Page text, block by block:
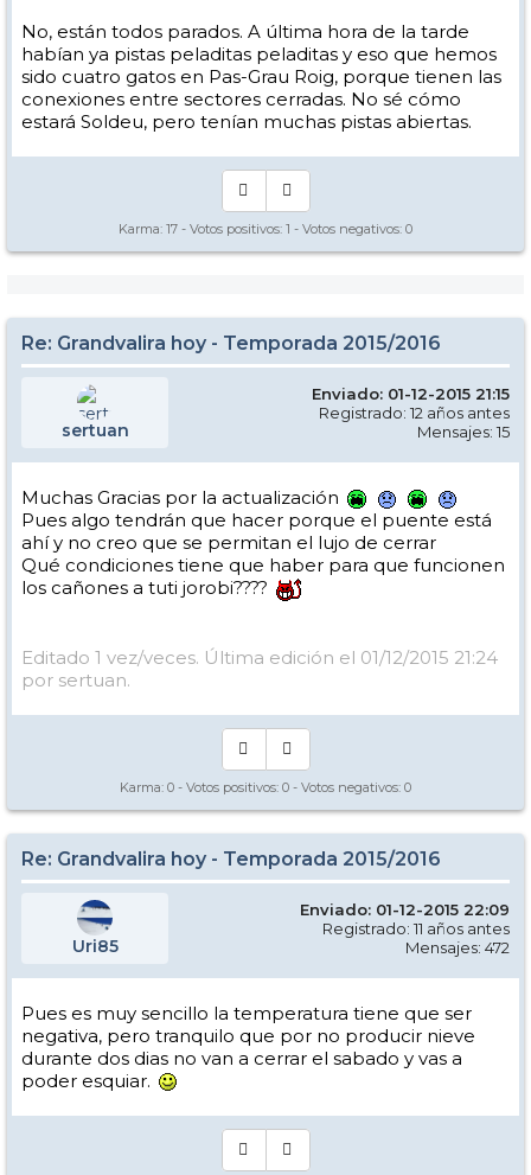
No, están todos parados. A última hora de la tarde
habían ya pistas peladitas peladitas y eso que hemos
sido cuatro gatos en Pas-Grau Roig, porque tienen las
conexiones entre sectores cerradas. No sé cómo
estará Soldeu, pero tenían muchas pistas abiertas.
Karma: 17 - Votos positivos: 1 - Votos negativos: 0
Re: Grandvalira hoy - Temporada 2015/2016
sertuan
Enviado: 01-12-2015 21:15
Registrado: 12 años antes
Mensajes: 15
Muchas Gracias por la actualización
Pues algo tendrán que hacer porque el puente está
ahí y no creo que se permitan el lujo de cerrar
Qué condiciones tiene que haber para que funcionen
los cañones a tuti jorobi????
Editado 1 vez/veces. Última edición el 01/12/2015 21:24
por sertuan.
Karma: 0 - Votos positivos: 0 - Votos negativos: 0
Re: Grandvalira hoy - Temporada 2015/2016
Uri85
Enviado: 01-12-2015 22:09
Registrado: 11 años antes
Mensajes: 472
Pues es muy sencillo la temperatura tiene que ser
negativa, pero tranquilo que por no producir nieve
durante dos dias no van a cerrar el sabado y vas a
poder esquiar.